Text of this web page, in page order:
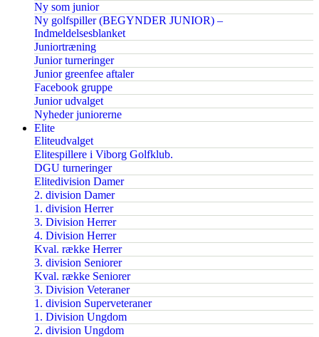
Ny som junior
Ny golfspiller (BEGYNDER JUNIOR) –
Indmeldelsesblanket
Juniortræning
Junior turneringer
Junior greenfee aftaler
Facebook gruppe
Junior udvalget
Nyheder juniorerne
Elite
Eliteudvalget
Elitespillere i Viborg Golfklub.
DGU turneringer
Elitedivision Damer
2. division Damer
1. division Herrer
3. Division Herrer
4. Division Herrer
Kval. række Herrer
3. division Seniorer
Kval. række Seniorer
3. Division Veteraner
1. division Superveteraner
1. Division Ungdom
2. division Ungdom